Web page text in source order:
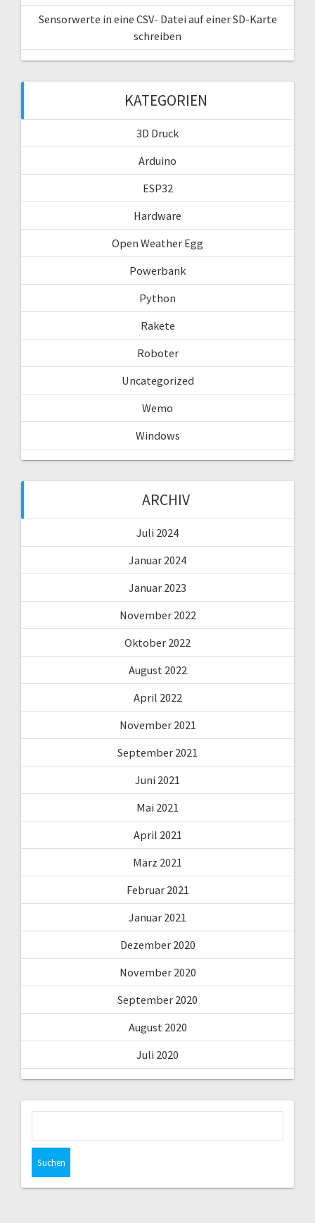
Sensorwerte in eine CSV- Datei auf einer SD-Karte
schreiben
KATEGORIEN
3D Druck
Arduino
ESP32
Hardware
Open Weather Egg
Powerbank
Python
Rakete
Roboter
Uncategorized
Wemo
Windows
ARCHIV
Juli 2024
Januar 2024
Januar 2023
November 2022
Oktober 2022
August 2022
April 2022
November 2021
September 2021
Juni 2021
Mai 2021
April 2021
März 2021
Februar 2021
Januar 2021
Dezember 2020
November 2020
September 2020
August 2020
Juli 2020